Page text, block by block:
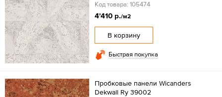
Код товара: 105474
4'410 р./м2
В корзину
Быстрая покупка
Пробковые панели Wicanders
Dekwall Ry 39002